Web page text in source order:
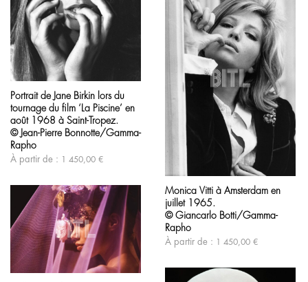
produit
Ce
a
plusieurs
variations.
Les
options
peuvent
être
sur
page
du
produit
Portrait de Jane Birkin lors du
tournage du film ‘La Piscine’ en
août 1968 à Saint-Tropez.
© Jean-Pierre Bonnotte/Gamma-
Rapho
À partir de : 1 450,00 €
a
plusieurs
variations.
Les
options
peuvent
choisies
Monica Vitti à Amsterdam en
juillet 1965.
© Giancarlo Botti/Gamma-
Rapho
À partir de : 1 450,00 €